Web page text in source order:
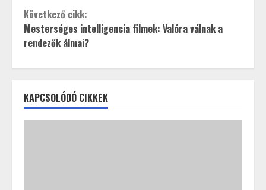
Következő cikk:
Mesterséges intelligencia filmek: Valóra válnak a
rendezők álmai?
KAPCSOLÓDÓ CIKKEK